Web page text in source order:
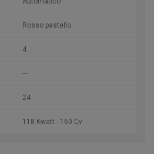
Rosso pastello
4
---
24
118 Kwatt - 160 Cv